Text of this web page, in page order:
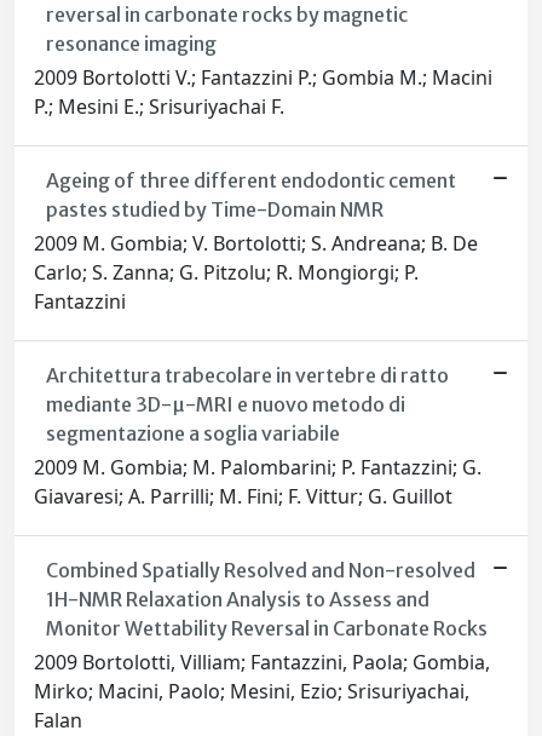
reversal in carbonate rocks by magnetic
resonance imaging
2009 Bortolotti V.; Fantazzini P.; Gombia M.; Macini
P.; Mesini E.; Srisuriyachai F.
Ageing of three different endodontic cement
pastes studied by Time-Domain NMR
2009 M. Gombia; V. Bortolotti; S. Andreana; B. De
Carlo; S. Zanna; G. Pitzolu; R. Mongiorgi; P.
Fantazzini
Architettura trabecolare in vertebre di ratto
mediante 3D-µ-MRI e nuovo metodo di
segmentazione a soglia variabile
2009 M. Gombia; M. Palombarini; P. Fantazzini; G.
Giavaresi; A. Parrilli; M. Fini; F. Vittur; G. Guillot
Combined Spatially Resolved and Non-resolved
1H-NMR Relaxation Analysis to Assess and
Monitor Wettability Reversal in Carbonate Rocks
2009 Bortolotti, Villiam; Fantazzini, Paola; Gombia,
Mirko; Macini, Paolo; Mesini, Ezio; Srisuriyachai,
Falan